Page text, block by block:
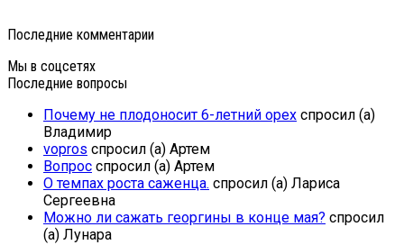
Последние комментарии
Мы в соцсетях
Последние вопросы
Почему не плодоносит 6-летний орех спросил (а)
Владимир
vopros спросил (а) Артем
Вопрос спросил (а) Артем
О темпах роста саженца. спросил (а) Лариса
Сергеевна
Можно ли сажать георгины в конце мая? спросил
(а) Лунара